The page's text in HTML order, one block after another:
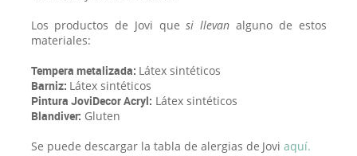
Los productos de Jovi quesi llevan alguno de estos
materiales:
Tempera metalizada: Látex sintéticos
Barniz: Látex sintéticos
Pintura JoviDecor Acryl: Látex sintéticos
Blandiver: Gluten
Se puede descargar la tabla de alergias de Jovi aquí.